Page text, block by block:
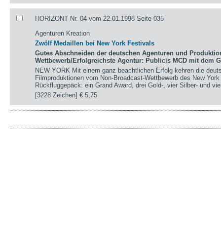
HORIZONT Nr. 04 vom 22.01.1998 Seite 035
Agenturen Kreation
Zwölf Medaillen bei New York Festivals
Gutes Abschneiden der deutschen Agenturen und
Wettbewerb/Erfolgreichste Agentur: Publicis MCD mit dem
NEW YORK Mit einem ganz beachtlichen Erfolg kehren die
Filmproduktionen vom Non-Broadcast-Wettbewerb des New
Rückfluggepäck: ein Grand Award, drei Gold-, vier Silber- und
[3228 Zeichen]€ 5,75